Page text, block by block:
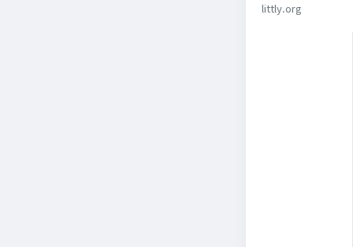
littly.org